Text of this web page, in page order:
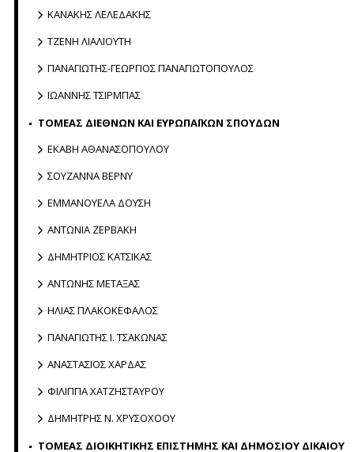
ΚΑΝΑΚΗΣ ΛΕΛΕΔΑΚΗΣ
ΤΖΕΝΗ ΛΙΑΛΙΟΥΤΗ
ΠΑΝΑΓΙΩΤΗΣ-ΓΕΩΡΓΙΟΣ ΠΑΝΑΓΙΩΤΟΠΟΥΛΟΣ
ΙΩΑΝΝΗΣ ΤΣΙΡΜΠΑΣ
ΤΟΜΕΑΣ ΔΙΕΘΝΩΝ ΚΑΙ ΕΥΡΩΠΑΪΚΩΝ ΣΠΟΥΔΩΝ
ΕΚΑΒΗ ΑΘΑΝΑΣΟΠΟΥΛΟΥ
ΣΟΥΖΑΝΝΑ ΒΕΡΝΥ
ΕΜΜΑΝΟΥΕΛΑ ΔΟΥΣΗ
ΑΝΤΩΝΙΑ ΖΕΡΒΑΚΗ
ΔΗΜΗΤΡΙΟΣ ΚΑΤΣΙΚΑΣ
ΑΝΤΩΝΗΣ ΜΕΤΑΞΑΣ
ΗΛΙΑΣ ΠΛΑΚΟΚΕΦΑΛΟΣ
ΠΑΝΑΓΙΩΤΗΣ Ι. ΤΣΑΚΩΝΑΣ
ΑΝΑΣΤΑΣΙΟΣ ΧΑΡΔΑΣ
ΦΙΛΙΠΠΑ ΧΑΤΖΗΣΤΑΥΡΟΥ
ΔΗΜΗΤΡΗΣ Ν. ΧΡΥΣΟΧΟΟΥ
ΤΟΜΕΑΣ ΔΙΟΙΚΗΤΙΚΗΣ ΕΠΙΣΤΗΜΗΣ ΚΑΙ ΔΗΜΟΣΙΟΥ ΔΙΚΑΙΟΥ